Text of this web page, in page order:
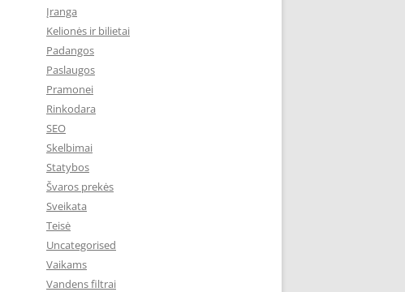
Įranga
Kelionės ir bilietai
Padangos
Paslaugos
Pramonei
Rinkodara
SEO
Skelbimai
Statybos
Švaros prekės
Sveikata
Teisė
Uncategorised
Vaikams
Vandens filtrai